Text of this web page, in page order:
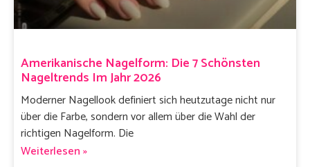
Amerikanische Nagelform: Die 7 Schönsten
Nageltrends Im Jahr 2026
Moderner Nagellook definiert sich heutzutage nicht nur
über die Farbe, sondern vor allem über die Wahl der
richtigen Nagelform. Die
Weiterlesen »